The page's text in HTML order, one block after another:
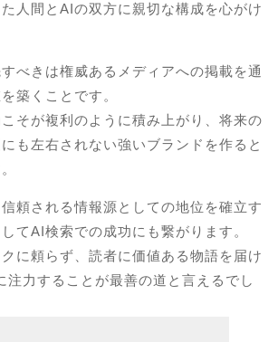
人間とAIの双方に親切な構成を心がけ
べきは権威あるメディアへの掲載を通
築くことです。
そが複利のように積み上がり、将来の
も左右されない強いブランドを作ると
頼される情報源としての地位を確立す
てAI検索での成功にも繋がります。
に頼らず、読者に価値ある物語を届け
注力することが最善の道と言えるでし